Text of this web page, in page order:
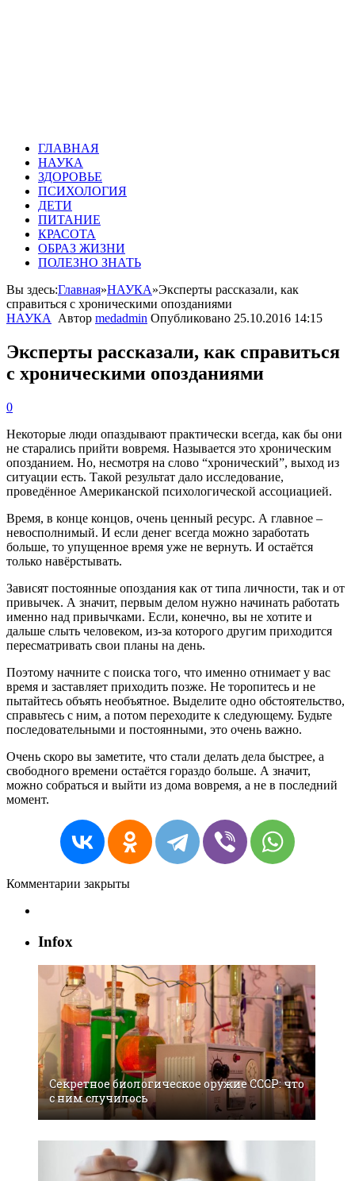
ГЛАВНАЯ
НАУКА
ЗДОРОВЬЕ
ПСИХОЛОГИЯ
ДЕТИ
ПИТАНИЕ
КРАСОТА
ОБРАЗ ЖИЗНИ
ПОЛЕЗНО ЗНАТЬ
Вы здесь:Главная»НАУКА»Эксперты рассказали, как
справиться с хроническими опозданиями
НАУКА
Автор medadmin Опубликовано 25.10.2016 14:15
Эксперты рассказали, как справиться
с хроническими опозданиями
0
Некоторые люди опаздывают практически всегда, как бы они
не старались прийти вовремя. Называется это хроническим
опозданием. Но, несмотря на слово “хронический”, выход из
ситуации есть. Такой результат дало исследование,
проведённое Американской психологической ассоциацией.
Время, в конце концов, очень ценный ресурс. А главное –
невосполнимый. И если денег всегда можно заработать
больше, то упущенное время уже не вернуть. И остаётся
только навёрстывать.
Зависят постоянные опоздания как от типа личности, так и от
привычек. А значит, первым делом нужно начинать работать
именно над привычками. Если, конечно, вы не хотите и
дальше слыть человеком, из-за которого другим приходится
пересматривать свои планы на день.
Поэтому начните с поиска того, что именно отнимает у вас
время и заставляет приходить позже. Не торопитесь и не
пытайтесь объять необъятное. Выделите одно обстоятельство,
справьтесь с ним, а потом переходите к следующему. Будьте
последовательными и постоянными, это очень важно.
Очень скоро вы заметите, что стали делать дела быстрее, а
свободного времени остаётся гораздо больше. А значит,
можно собраться и выйти из дома вовремя, а не в последний
момент.
Комментарии закрыты
Infox
Секретное биологическое оружие СССР: что
с ним случилось